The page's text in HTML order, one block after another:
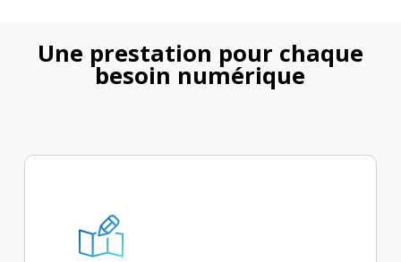
Une prestation pour chaque
besoin numérique